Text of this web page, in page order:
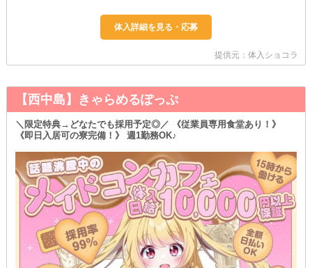
提供元：体入ショコラ
【西中島】きゃらめるぽっぷ
＼限定特典→どなたでも採用予定◎／ 《従業員専用食堂あり！》
《即日入居可の寮完備！》 週1勤務OK♪